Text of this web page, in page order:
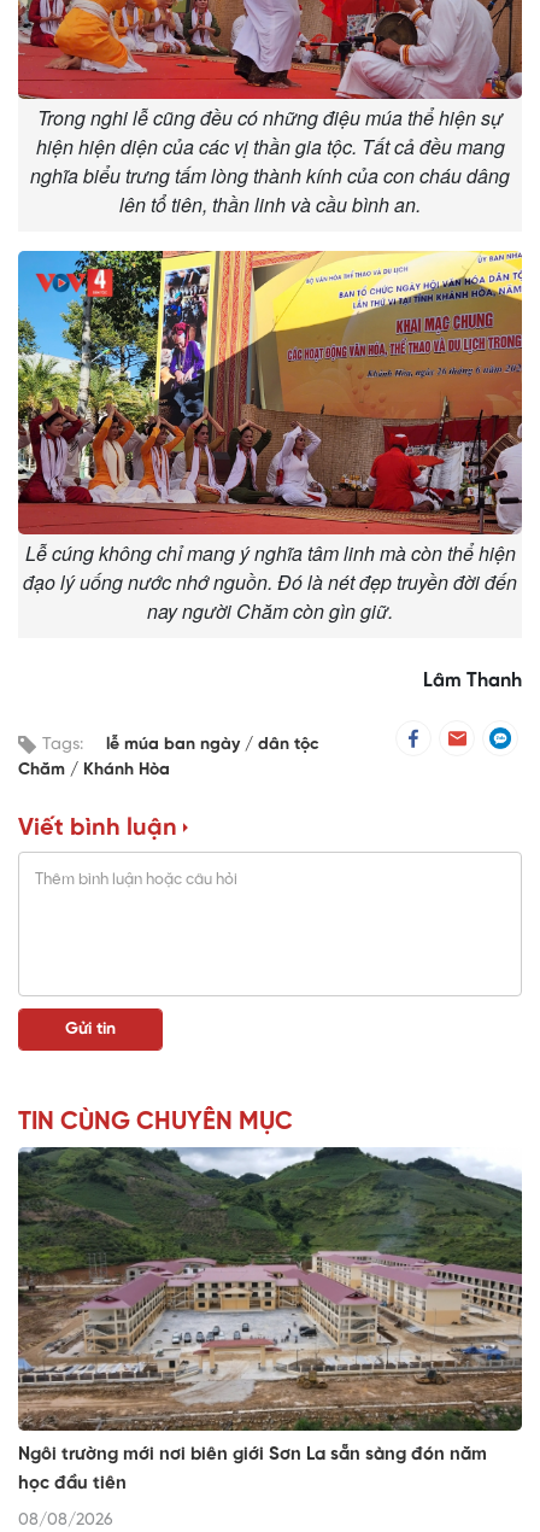
Trong nghi lễ cũng đều có những điệu múa thể hiện sự
hiện hiện diện của các vị thần gia tộc. Tất cả đều mang
nghĩa biểu trưng tấm lòng thành kính của con cháu dâng
lên tổ tiên, thần linh và cầu bình an.
Lễ cúng không chỉ mang ý nghĩa tâm linh mà còn thể hiện
đạo lý uống nước nhớ nguồn. Đó là nét đẹp truyền đời đến
nay người Chăm còn gìn giữ.
Lâm Thanh
Tags: lễ múa ban ngày
dân tộc
Chăm
Khánh Hòa
Viết bình luận
TIN CÙNG CHUYÊN MỤC
Ngôi trường mới nơi biên giới Sơn La sẵn sàng đón năm
học đầu tiên
08/08/2026